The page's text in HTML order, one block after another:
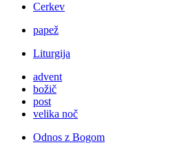
Cerkev
papež
Liturgija
advent
božič
post
velika noč
Odnos z Bogom